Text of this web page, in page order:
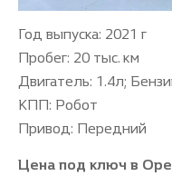
Год выпуска: 2021 г
Пробег: 20 тыс. км
Двигатель: 1.4л;
КПП: Робот
Привод: Передний
Цена под ключ в